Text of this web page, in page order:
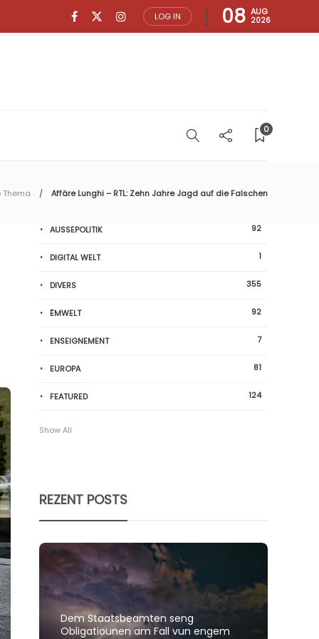
LOG IN 08 AUG
2026
0
Thema Affäre Lunghi – RTL: Zehn Jahre Jagd auf die Falschen
AUSSEPOLITIK 92
DIGITAL WELT 1
DIVERS 355
ËMWELT 92
ENSEIGNEMENT 7
EUROPA 81
FEATURED 124
Show All
REZENT POSTS
Dem Staatsbeamten seng
Obligatiounen am Fall vun engem